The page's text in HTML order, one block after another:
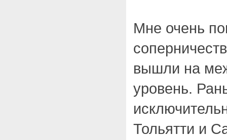
Мне очень
вышли на
уровень.
Тольятти и